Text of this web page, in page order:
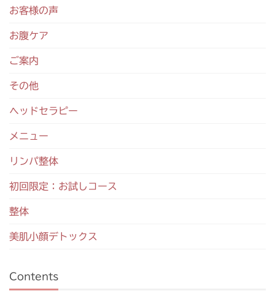
お客様の声
お腹ケア
ご案内
その他
ヘッドセラピー
メニュー
リンパ整体
初回限定：お試しコース
整体
美肌小顔デトックス
Contents